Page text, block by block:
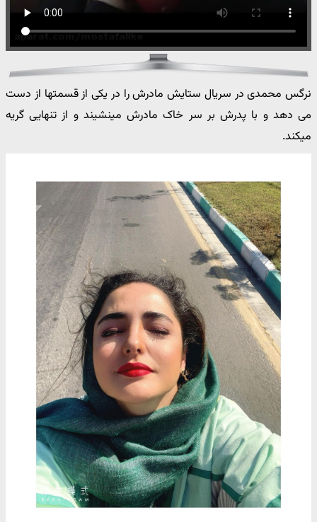
نرگس محمدی در سریال ستایش مادرش را در یکی از قسمتها از دست
می دهد و با پدرش بر سر خاک مادرش مینشیند و از تنهایی گریه
میکند.